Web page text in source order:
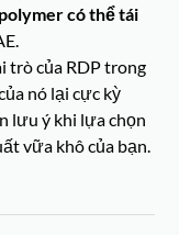
có thể tái
trò của RDP trong
nó lại cực kỳ
lưu ý khi lựa chọn
vữa khô của bạn.